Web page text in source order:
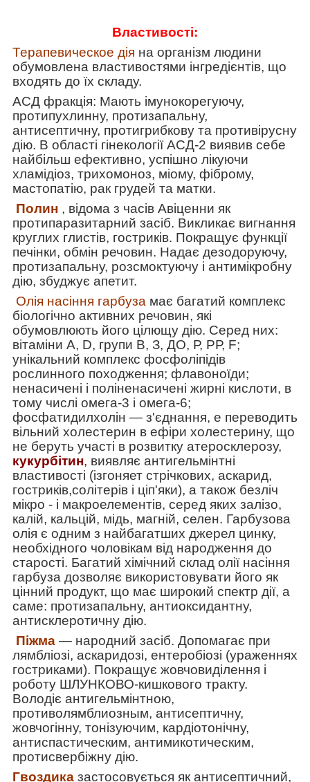
Властивості:
Терапевическое дія на організм людини
обумовлена властивостями інгредієнтів, що
входять до їх складу.
АСД фракція: Мають імунокорегуючу,
протипухлинну, протизапальну,
антисептичну, протигрибкову та противірусну
дію. В області гінекології АСД-2 виявив себе
найбільш ефективно, успішно лікуючи
хламідіоз, трихомоноз, міому, фіброму,
мастопатію, рак грудей та матки.
Полин , відома з часів Авіценни як
протипаразитарний засіб. Викликає вигнання
круглих глистів, гостриків. Покращує функції
печінки, обмін речовин. Надає дезодоруючу,
протизапальну, розсмоктуючу і антимікробну
дію, збуджує апетит.
Олія насіння гарбуза має багатий комплекс
біологічно активних речовин, які
обумовлюють його цілющу дію. Серед них:
вітаміни А, D, групи В, З, ДО, Р, РР, F;
унікальний комплекс фосфоліпідів
рослинного походження; флавоноїди;
ненасичені і поліненасичені жирні кислоти, в
тому числі омега-3 і омега-6;
фосфатидилхолін ― з'єднання, е переводить
вільний холестерин в ефіри холестерину, що
не беруть участі в розвитку атеросклерозу,
кукурбітин, виявляє антигельмінтні
властивості (ізгоняет стрічкових, аскарид,
гостриків,солітерів і ціп'яки), а також безліч
мікро - і макроелементів, серед яких залізо,
калій, кальцій, мідь, магній, селен. Гарбузова
олія є одним з найбагатших джерел цинку,
необхідного чоловікам від народження до
старості. Багатий хімічний склад олії насіння
гарбуза дозволяє використовувати його як
цінний продукт, що має широкий спектр дії, а
саме: протизапальну, антиоксидантну,
антисклеротичну дію.
Піжма ― народний засіб. Допомагає при
лямбліозі, аскаридозі, ентеробіозі (ураженнях
гостриками). Покращує жовчовиділення і
роботу ШЛУНКОВО-кишкового тракту.
Володіє антигельмінтною,
противолямблиозным, антисептичну,
жовчогінну, тонізуючим, кардіотонічну,
антиспастическим, антимикотическим,
протисвербіжну дію.
Гвоздика застосовується як антисептичний,